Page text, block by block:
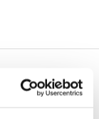
konstruktionen
dörrar med en